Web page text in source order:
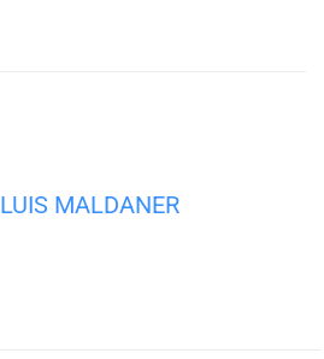
LUIS MALDANER